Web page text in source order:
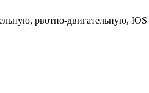
рвотно-двигательную, IOS